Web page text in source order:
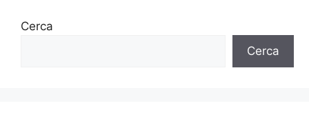
Cerca
Cerca